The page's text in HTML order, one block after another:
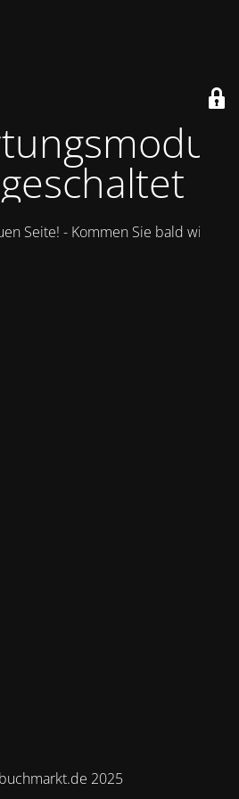
Seite! - Kommen Sie bald wieder.
2025